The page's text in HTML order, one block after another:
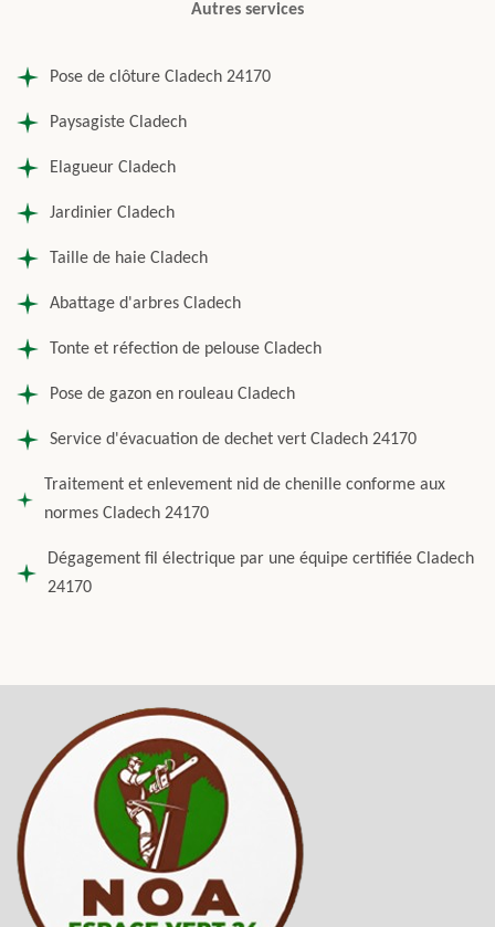
Autres services
Pose de clôture Cladech 24170
Paysagiste Cladech
Elagueur Cladech
Jardinier Cladech
Taille de haie Cladech
Abattage d'arbres Cladech
Tonte et réfection de pelouse Cladech
Pose de gazon en rouleau Cladech
Service d'évacuation de dechet vert Cladech 24170
Traitement et enlevement nid de chenille conforme aux
normes Cladech 24170
Dégagement fil électrique par une équipe certifiée Cladech
24170